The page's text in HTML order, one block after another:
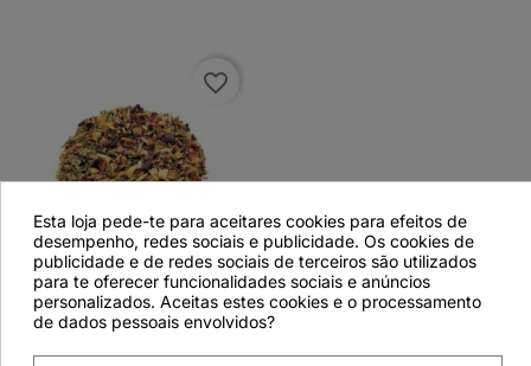

favorite_border
Tisana Especial Natal -
50grs
Esta loja pede-te para aceitares cookies para efeitos de
desempenho, redes sociais e publicidade. Os cookies de
publicidade e de redes sociais de terceiros são utilizados
para te oferecer funcionalidades sociais e anúncios
personalizados. Aceitas estes cookies e o processamento
de dados pessoais envolvidos?